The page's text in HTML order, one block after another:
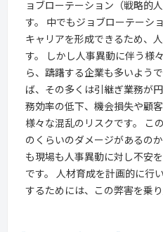
ョブローテーション（戦略的
す。 中でもジョブローテーシ
キャリアを形成できるため、
す。 しかし人事異動に伴う様
ら、躊躇する企業も多いよう
ば、その多くは引継ぎ業務が
務効率の低下、機会損失や顧
様々な混乱のリスクです。 こ
のくらいのダメージがあるの
も現場も人事異動に対し不安
です。 人材育成を計画的に行
するためには、この弊害を乗